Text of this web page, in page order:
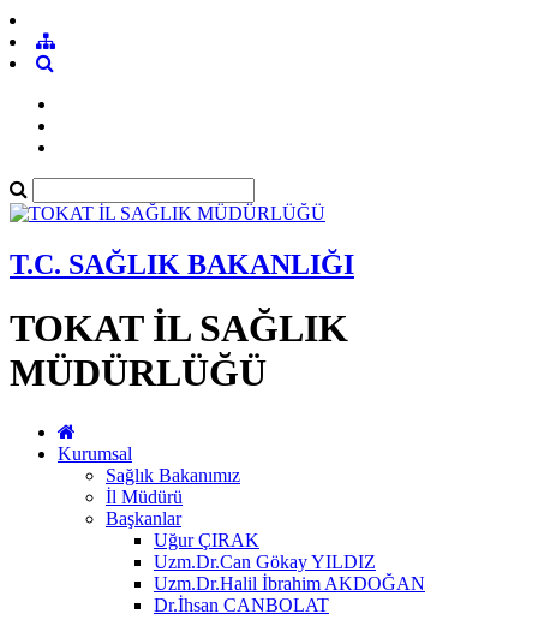
T.C. SAĞLIK BAKANLIĞI
TOKAT İL SAĞLIK
MÜDÜRLÜĞÜ
Kurumsal
Sağlık Bakanımız
İl Müdürü
Başkanlar
Uğur ÇIRAK
Uzm.Dr.Can Gökay YILDIZ
Uzm.Dr.Halil İbrahim AKDOĞAN
Dr.İhsan CANBOLAT